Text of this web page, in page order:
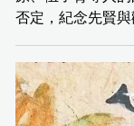
否定，紀念先賢與